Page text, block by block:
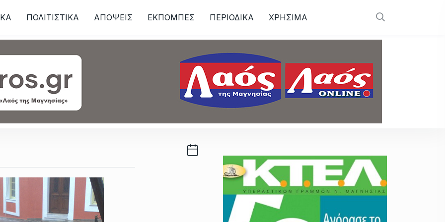
ΠΟΛΙΤΙΣΤΙΚΑ ΑΠΟΨΕΙΣ ΕΚΠΟΜΠΕΣ ΠΕΡΙΟΔΙΚΑ ΧΡΗΣΙΜΑ